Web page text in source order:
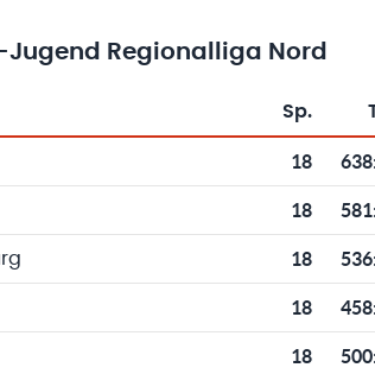
Regionalliga Nord
Punkten
Sp.
18 638
18 581
18 536
18 458
18 500